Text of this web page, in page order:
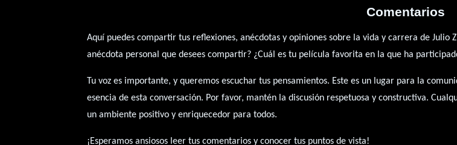
Comentarios
Aquí puedes compartir tus reflexiones, anécdotas y opiniones sobre la vida y carrera de Julio
anécdota personal que desees compartir? ¿Cuál es tu película favorita en la que ha
Tu voz es importante, y queremos escuchar tus pensamientos. Este es un lugar para la
esencia de esta conversación. Por favor, mantén la discusión respetuosa y constructiva.
un ambiente positivo y enriquecedor para todos.
¡Esperamos ansiosos leer tus comentarios y conocer tus puntos de vista!